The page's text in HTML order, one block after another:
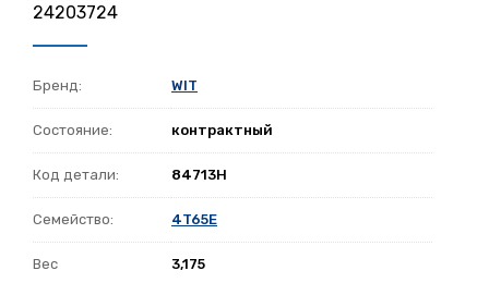
24203724
Бренд: WIT
Состояние: контрактный
Код детали: 84713H
Семейство: 4T65E
Вес 3,175